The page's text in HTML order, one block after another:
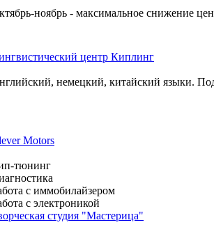
ноябрь - максимальное снижение
центр Киплинг
немецкий, китайский языки.
Motors
тюнинг
с иммобилайзером
с электроникой
студия "Мастерица"